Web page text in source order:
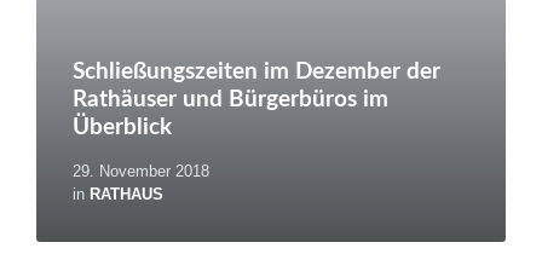
Schließungszeiten im Dezember der
Rathäuser und Bürgerbüros im
Überblick
29. November 2018
in RATHAUS